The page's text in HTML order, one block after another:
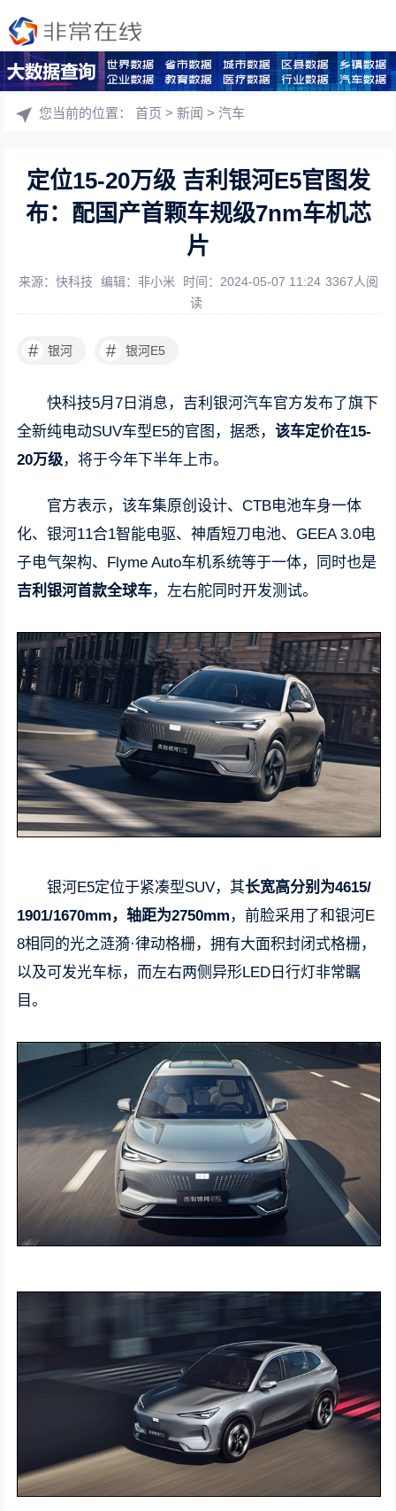
您当前的位置：首页 >新闻 >汽车
定位15-20万级 吉利银河E5官图发
布：配国产首颗车规级7nm车机芯
片
来源：快科技 编辑：非小米 时间：2024-05-07 11:24 3367人阅
读
# 银河 # 银河E5
快科技5月7日消息，吉利银河汽车官方发布了旗下
全新纯电动SUV车型E5的官图，据悉，该车定价在15-
20万级，将于今年下半年上市。
官方表示，该车集原创设计、CTB电池车身一体
化、银河11合1智能电驱、神盾短刀电池、GEEA 3.0电
子电气架构、Flyme Auto车机系统等于一体，同时也是
吉利银河首款全球车，左右舵同时开发测试。
银河E5定位于紧凑型SUV，其长宽高分别为4615/
1901/1670mm，轴距为2750mm ，前脸采用了和银河E
8相同的光之涟漪·律动格栅，拥有大面积封闭式格栅，
以及可发光车标，而左右两侧异形LED日行灯非常瞩
目。